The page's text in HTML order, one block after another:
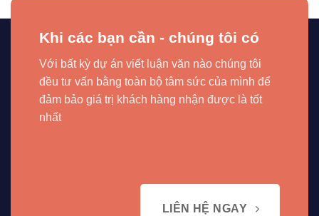
Khi các bạn cần - chúng tôi có
Với bất kỳ dự án viết luận văn nào chúng tôi
đều tư vấn bằng toàn bộ tâm sức của mình để
đảm bảo giá trị khách hàng nhận được là tốt
nhất
LIÊN HỆ NGAY